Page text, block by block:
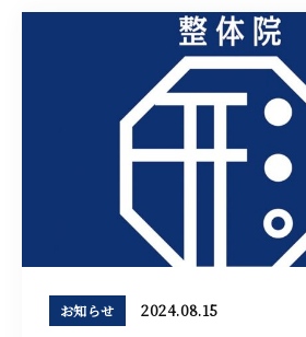
お知らせ 2024.08.15